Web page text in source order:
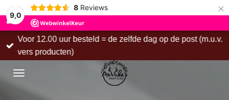
9,0
8 Reviews ×
Vanaf € 75,00 gratis verzending binnen Nederland